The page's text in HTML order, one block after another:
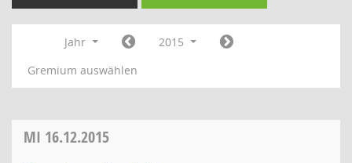
Jahr
2015
Gremium auswählen
MI 16.12.2015